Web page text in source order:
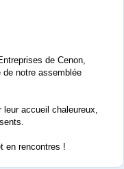
de Cenon,
de notre assemblée
leur accueil chaleureux,
en rencontres !